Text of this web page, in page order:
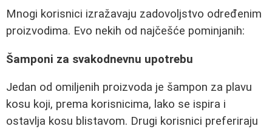
Mnogi korisnici izražavaju zadovoljstvo određenim
proizvodima. Evo nekih od najčešće pominjanih:
Šamponi za svakodnevnu upotrebu
Jedan od omiljenih proizvoda je šampon za plavu
kosu koji, prema korisnicima, lako se ispira i
ostavlja kosu blistavom. Drugi korisnici preferiraju